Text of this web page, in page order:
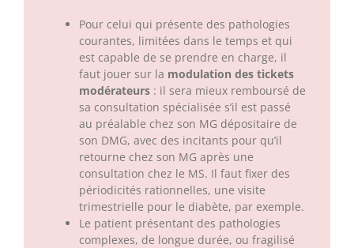
Pour celui qui présente des pathologies
courantes, limitées dans le temps et qui
est capable de se prendre en charge, il
faut jouer sur la modulation des tickets
modérateurs: il sera mieux remboursé de
sa consultation spécialisée s’il est passé
au préalable chez son MG dépositaire de
son DMG, avec des incitants pour qu’il
retourne chez son MG après une
consultation chez le MS. Il faut fixer des
périodicités rationnelles, une visite
trimestrielle pour le diabète, par exemple.
Le patient présentant des pathologies
complexes, de longue durée, ou fragilisé